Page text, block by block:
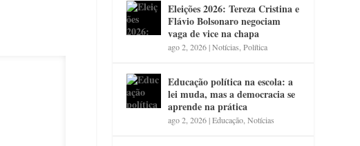
Eleições 2026: Tereza Cristina e
Flávio Bolsonaro negociam
vaga de vice na chapa
ago 2, 2026|Notícias ,Política
Educação política na escola: a
lei muda, mas a democracia se
aprende na prática
ago 2, 2026|Educação ,Notícias